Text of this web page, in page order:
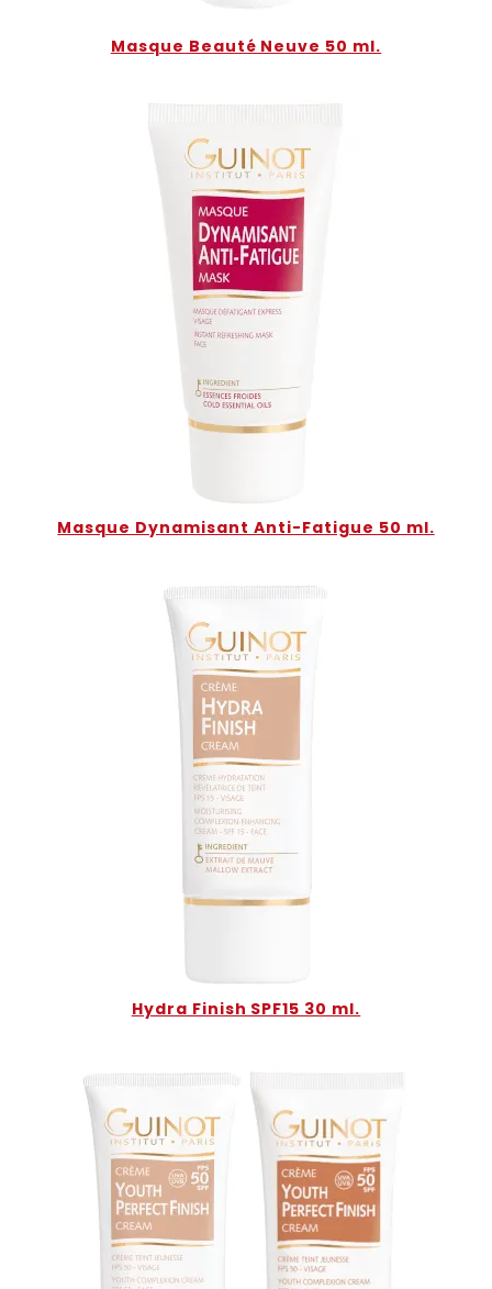
Masque Beauté Neuve 50 ml.
Masque Dynamisant Anti-Fatigue 50 ml.
Hydra Finish SPF15 30 ml.